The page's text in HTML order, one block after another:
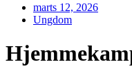
marts 12, 2026
Ungdom